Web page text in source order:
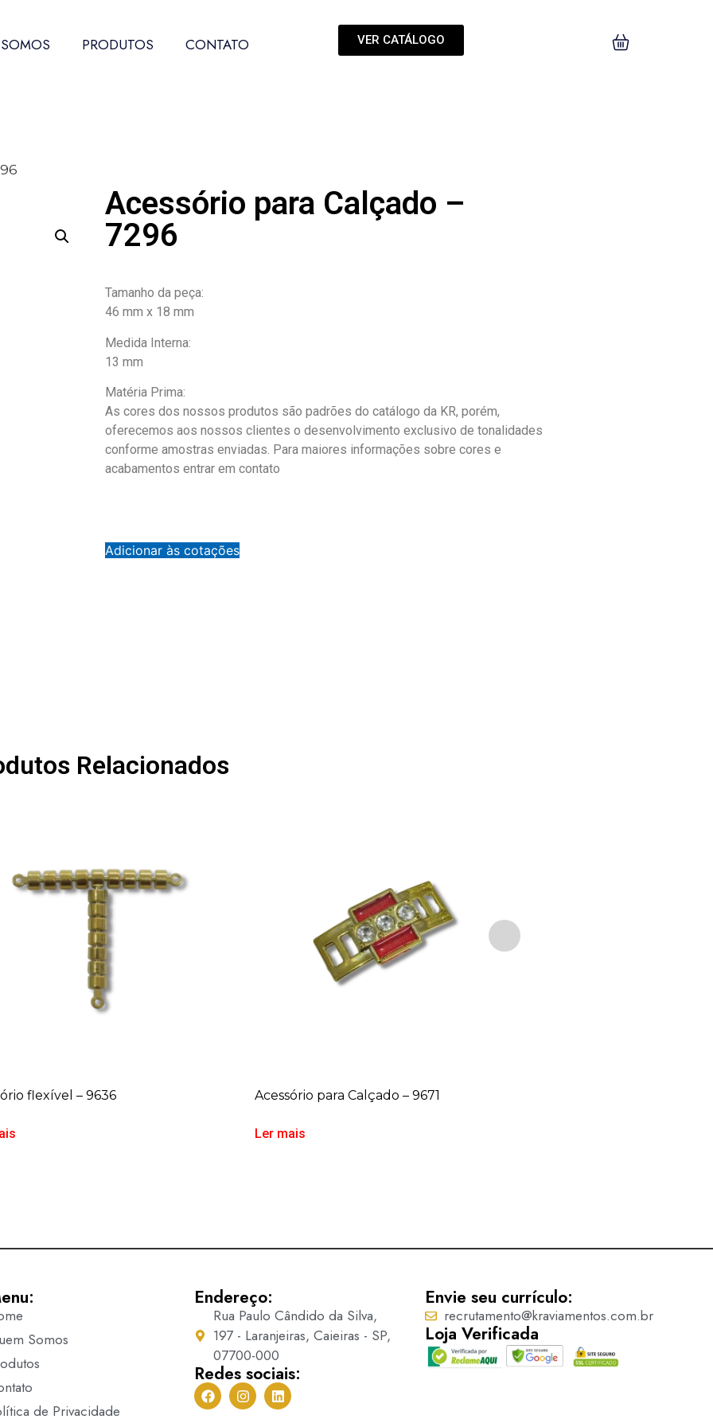
PRODUTOS CONTATO VER CATÁLOGO
Acessório para Calçado –
7296
Tamanho da peça:
46 mm x 18 mm
Medida Interna:
13 mm
Matéria Prima:
As cores dos nossos produtos são padrões do catálogo da KR, porém,
oferecemos aos nossos clientes o desenvolvimento exclusivo de tonalidades
conforme amostras enviadas. Para maiores informações sobre cores e
acabamentos entrar em contato
Adicionar às cotações
Relacionados
flexível – 9636 Acessório para Calçado – 9671
Ler mais
Somos
de Privacidade
Endereço:
Rua Paulo Cândido da Silva,
197 - Laranjeiras, Caieiras - SP,
07700-000
Redes sociais:
Envie seu currículo:
recrutamento@kraviamentos.com.br
Loja Verificada